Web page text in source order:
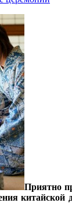
Приятно
китайской